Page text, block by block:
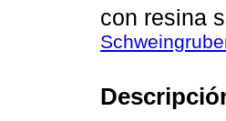
con resina